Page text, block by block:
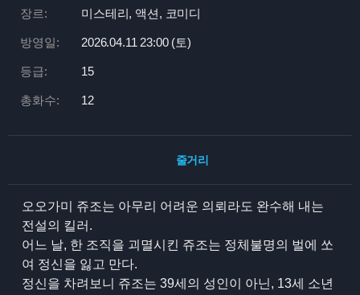
장르: 미스테리, 액션, 코미디
방영일: 2026.04.11 23:00 (토)
등급: 15
총화수: 12
줄거리
오오가미 쥬조는 아무리 어려운 의뢰라도 완수해 내는
전설의 킬러.
어느 날, 한 조직을 괴멸시킨 쥬조는 정체불명의 벌에 쏘
여 정신을 잃고 만다.
정신을 차려보니 쥬조는 39세의 성인이 아닌, 13세 소년